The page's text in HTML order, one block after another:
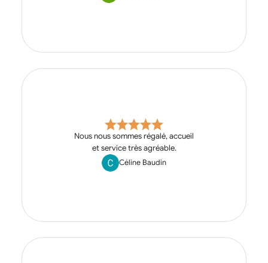
Nous nous sommes régalé, accueil
et service très agréable.
Céline Baudin